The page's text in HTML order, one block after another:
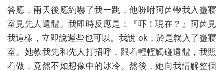
答應，兩天後應約嚇了我一跳，他吩咐阿茵帶我入靈寢
室見先人遺體。我即時反應是：『吓！現在？』阿茵見
我這樣，立即說遲些也可以。我說 ok，於是就入了靈寢
室。她教我先和先人打招呼，跟着輕輕觸碰遺體，我照
着做，竟然不如想像中的冰冷。然後，她向我講解整個